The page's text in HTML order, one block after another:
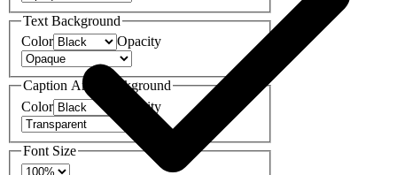
Text Background
Color
Opacity
Caption Area Background
Color
Opacity
Font Size